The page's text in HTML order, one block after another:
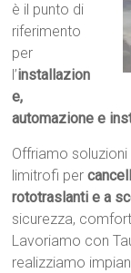
è il punto di
riferimento
per
l’installazion
e,
automazione e
Offriamo
limitrofi per
rototraslanti e a
sicurezza,
Lavoriamo con
realizziamo